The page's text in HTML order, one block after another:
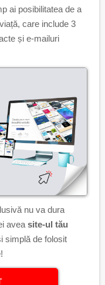
ai posibilitatea de a
care include 3
și e-mailuri
nu va dura
avea site-ul tău
simplă de folosit